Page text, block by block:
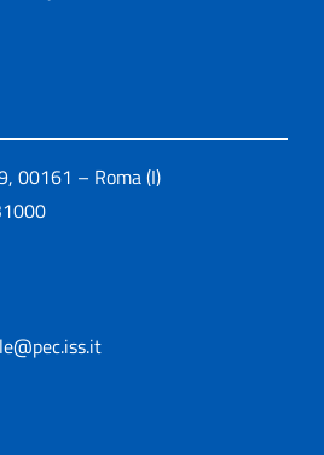
00161 – Roma (I)